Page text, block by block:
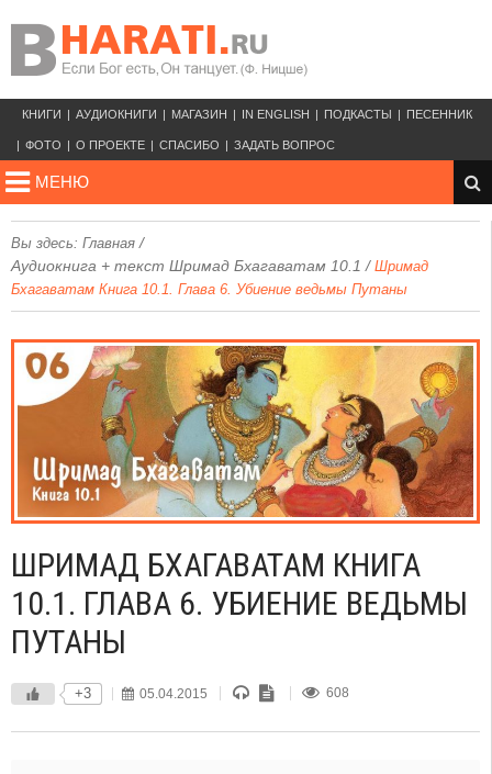
КНИГИ АУДИОКНИГИ МАГАЗИН IN ENGLISH ПОДКАСТЫ ПЕСЕННИК
ФОТО О ПРОЕКТЕ СПАСИБО ЗАДАТЬ ВОПРОС
МЕНЮ
Вы здесь: Главная /
Аудиокнига + текст Шримад Бхагаватам 10.1 / Шримад
Бхагаватам Книга 10.1. Глава 6. Убиение ведьмы Путаны
ШРИМАД БХАГАВАТАМ КНИГА
10.1. ГЛАВА 6. УБИЕНИЕ ВЕДЬМЫ
ПУТАНЫ
+3 05.04.2015 608